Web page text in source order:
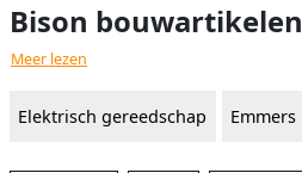
Bison bouwartikelen
Meer lezen
Elektrisch gereedschap Emmers